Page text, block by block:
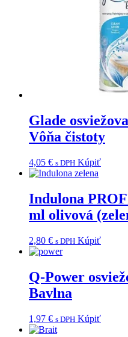
Glade
Vôňa čistoty
4,05 € s DPH Kúpiť
Indulona
ml olivová
2,80 € s DPH Kúpiť
Q-Power
Bavlna
1,97 € s DPH Kúpiť